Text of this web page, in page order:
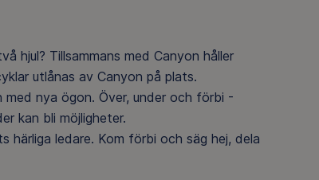
hjul? Tillsammans med Canyon håller
utlånas av Canyon på plats.
nya ögon. Över, under och förbi -
kan bli möjligheter.
härliga ledare. Kom förbi och säg hej, dela